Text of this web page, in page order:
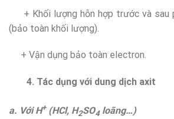
+ Khối lượng hỗn hợp trước và sau
(bảo toàn khối lượng).
+ Vận dụng bảo toàn electron.
4. Tác dụng với dung dịch axit
a. Với H+(HCl, H2SO4loãng…)